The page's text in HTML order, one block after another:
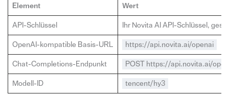
Element Wert
API-Schlüssel Ihr Novita AI API-Schlüssel,
OpenAI-kompatible Basis-URL https://api.novita.ai/openai
Chat-Completions-Endpunkt POST https://api.novita.ai/
Modell-ID tencent/hy3